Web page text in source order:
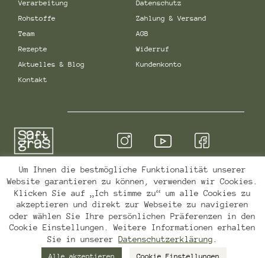
Verarbeitung
Rohstoffe
Team
Rezepte
Aktuelles & Blog
Kontakt
Datenschutz
Zahlung & Versand
AGB
Widerruf
Kundenkonto
Qualität & Sicherheit
Website by NAVIGATOR
Um Ihnen die bestmögliche Funktionalität unserer
Website garantieren zu können, verwenden wir Cookies.
Klicken Sie auf „Ich stimme zu“ um alle Cookies zu
akzeptieren und direkt zur Webseite zu navigieren
oder wählen Sie Ihre persönlichen Präferenzen in den
Cookie Einstellungen. Weitere Informationen erhalten
Sie in unserer Datenschutzerklärung
Alle akzeptieren Cookie Einstellungen